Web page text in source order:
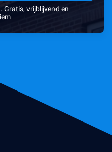
Gratis, vrijblijvend en